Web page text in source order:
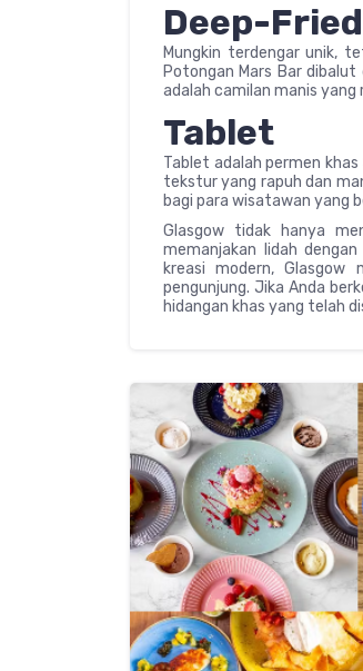
Deep-
Mungkin terdengar unik,
Potongan Mars Bar dibalut
adalah camilan manis
Tablet
Tablet adalah permen
tekstur yang rapuh dan
bagi para wisatawan yang
Glasgow tidak hanya
memanjakan lidah
kreasi modern, Glasgow
pengunjung. Jika Anda
hidangan khas yang telah